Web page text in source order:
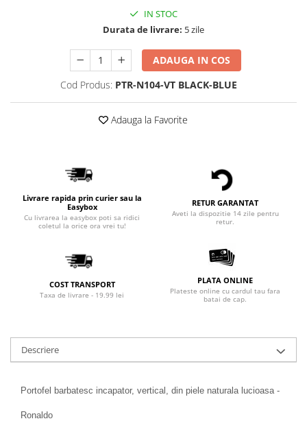
IN STOC
Durata de livrare: 5 zile
ADAUGA IN COS
Cod Produs: PTR-N104-VT BLACK-BLUE
Adauga la Favorite
Livrare rapida prin curier sau la
Easybox
Cu livrarea la easybox poti sa ridici
coletul la orice ora vrei tu!
RETUR GARANTAT
Aveti la dispozitie 14 zile pentru
retur.
COST TRANSPORT
Taxa de livrare - 19.99 lei
PLATA ONLINE
Plateste online cu cardul tau fara
batai de cap.
Descriere
Portofel barbatesc incapator, vertical, din piele naturala lucioasa -
Ronaldo